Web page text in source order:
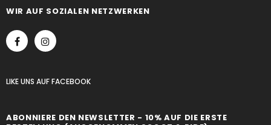
WIR AUF SOZIALEN NETZWERKEN
LIKE UNS AUFFACEBOOK
ABONNIERE DEN NEWSLETTER - 10% AUF DIE ERSTE